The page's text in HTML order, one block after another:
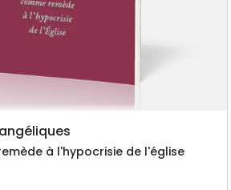
à l'hypocrisie de l'église